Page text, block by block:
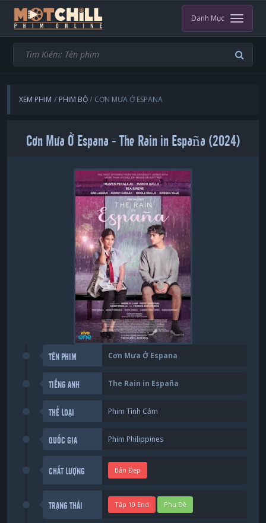
Danh Mục
XEM PHIM PHIM BỘ CƠN MƯA Ở ESPANA
Cơn Mưa Ở Espana - The Rain in España (2024)
TÊN PHIM Cơn Mưa Ở Espana
TIẾNG ANH The Rain in España
THỂ LOẠI Phim Tình Cảm
QUỐC GIA Phim Philippines
CHẤT LƯỢNG Bản Đẹp
TRẠNG THÁI Tập 10 End Phụ Đề